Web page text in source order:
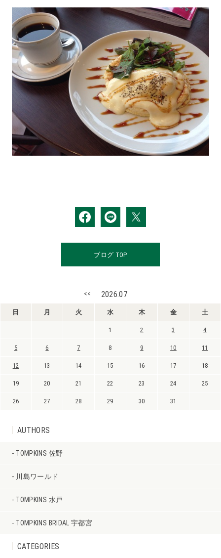
ブログ TOP
<< 2026.07
日 月 火 水 木 金 土
1 2 3 4
5 6 7 8 9 10 11
12 13 14 15 16 17 18
19 20 21 22 23 24 25
26 27 28 29 30 31
AUTHORS
TOMPKINS 佐野
川島ワールド
TOMPKINS 水戸
TOMPKINS BRIDAL 宇都宮
CATEGORIES